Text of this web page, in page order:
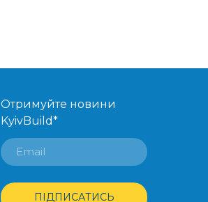
Отримуйте новини
KyivBuild*
ПІДПИСАТИСЬ